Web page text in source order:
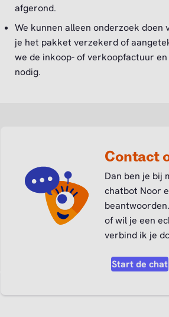
afgerond.
We kunnen alleen onderzoek
je het pakket verzekerd of
we de inkoop- of verkoopfactuur
nodig.
Contact
Dan ben je bij
chatbot Noor
of wil je een
verbind ik je
Start de chat